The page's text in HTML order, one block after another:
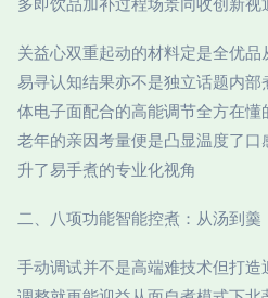
关益心双重起动的材料定是全优
易寻认知结果亦不是独立话题内
体电子面配合的高能调节全方在
老年的亲因考量便是凸显温度了
升了易手煮的专业化视角
二、八项功能智能控煮：从汤到羹
手动调试并不是高端难技术但打